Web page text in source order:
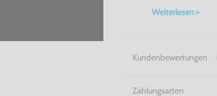
Weiterlesen >
Kundenbewertungen
Zahlungsarten